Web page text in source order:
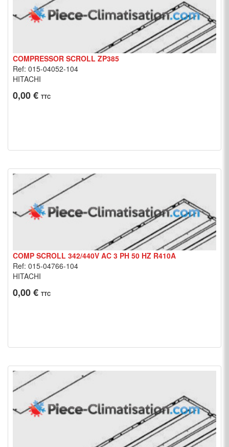
COMPRESSOR SCROLL ZP385
Ref: 015-04052-104
HITACHI
0,00 € TTC
COMP SCROLL 342/440V AC 3 PH 50 HZ R410A
Ref: 015-04766-104
HITACHI
0,00 € TTC